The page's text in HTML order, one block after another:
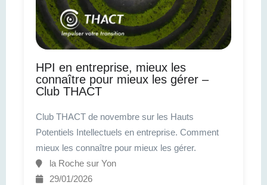
HPI en entreprise, mieux les
connaître pour mieux les gérer –
Club THACT
Club THACT de novembre sur les Hauts
Potentiels Intellectuels en entreprise. Comment
mieux les connaître pour mieux les gérer.
la Roche sur Yon
29/01/2026